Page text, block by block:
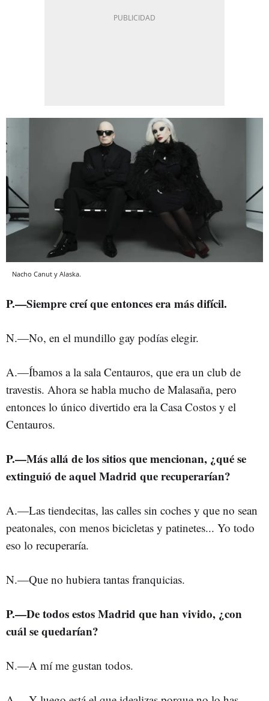
Nacho Canut y Alaska.
P.—Siempre creí que entonces era más difícil.
N.—No, en el mundillo gay podías elegir.
A.—Íbamos a la sala Centauros, que era un club de
travestis. Ahora se habla mucho de Malasaña, pero
entonces lo único divertido era la Casa Costos y el
Centauros.
P.—Más allá de los sitios que mencionan, ¿qué se
extinguió de aquel Madrid que recuperarían?
A.—Las tiendecitas, las calles sin coches y que no sean
peatonales, con menos bicicletas y patinetes... Yo todo
eso lo recuperaría.
N.—Que no hubiera tantas franquicias.
P.—De todos estos Madrid que han vivido, ¿con
cuál se quedarían?
N.—A mí me gustan todos.